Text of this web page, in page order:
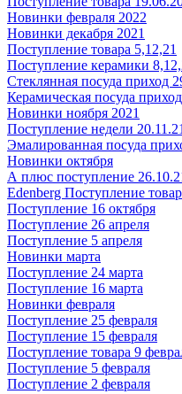
Новинки февраля 2022
Новинки декабря 2021
Поступление товара 5,12,21
Поступление керамики
Стеклянная посуда приход
Керамическая посуда
Новинки ноября 2021
Поступление недели 20.11.21
Эмалированная посуда
Новинки октября
А плюс поступление
Edenberg Поступление
Поступление 16 октября
Поступление 26 апреля
Поступление 5 апреля
Новинки марта
Поступление 24 марта
Поступление 16 марта
Новинки февраля
Поступление 25 февраля
Поступление 15 февраля
Поступление товара 9
Поступление 5 февраля
Поступление 2 февраля